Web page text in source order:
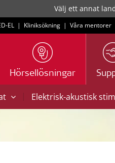
Välj ett annat
EL | Kliniksökning | Våra mentorer
Hörsellösningar
| Elektrisk-akustisk